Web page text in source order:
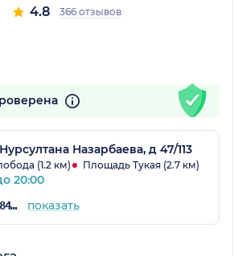
4.8 366 отзывов
Назарбаева, д 47/113
(1.2 км) Площадь Тукая (2.7 км)
20:00
+7 (901) 960-84-72 показать